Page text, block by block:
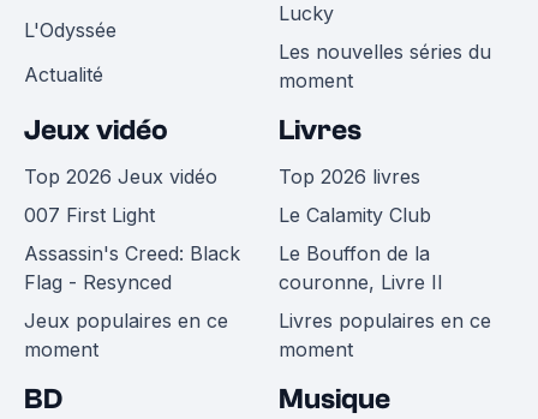
L'Odyssée
Actualité
Lucky
Les nouvelles séries du
moment
Jeux vidéo
Top 2026 Jeux vidéo
007 First Light
Assassin's Creed: Black
Flag - Resynced
Jeux populaires en ce
moment
Livres
Top 2026 livres
Le Calamity Club
Le Bouffon de la
couronne, Livre II
Livres populaires en ce
moment
BD Musique